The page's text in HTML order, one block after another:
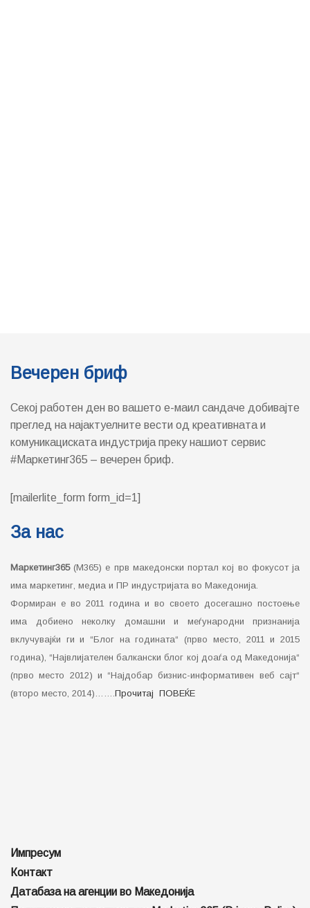
Вечерен бриф
Секој работен ден во вашето е-маил сандаче добивајте
преглед на најактуелните вести од креативната и
комуникациската индустрија преку нашиот сервис
#Маркетинг365 – вечерен бриф.
[mailerlite_form form_id=1]
За нас
Маркетинг365(М365) е прв македонски портал кој во фокусот ја
има маркетинг, медиа и ПР индустријата во Македонија.
Формиран е во 2011 година и во своето досегашно постоење
има добиено неколку домашни и меѓународни признанија
вклучувајќи ги и “Блог на годината“ (прво место, 2011 и 2015
година), “Највлијателен балкански блог кој доаѓа од Македонија“
(прво место 2012) и “Најдобар бизнис-информативен веб сајт“
(второ место, 2014)……. Прочитај ПОВЕЌЕ
Импресум
Контакт
Датабаза на агенции во Македонија